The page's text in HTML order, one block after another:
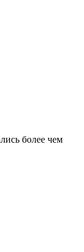
более чем